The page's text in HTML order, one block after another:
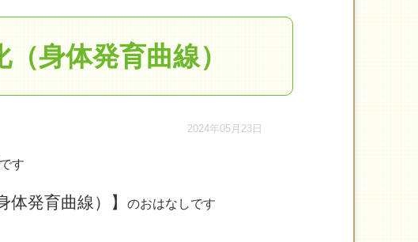
身体発育曲線）
2024年05月23日
です
体発育曲線）】 のおはなしです